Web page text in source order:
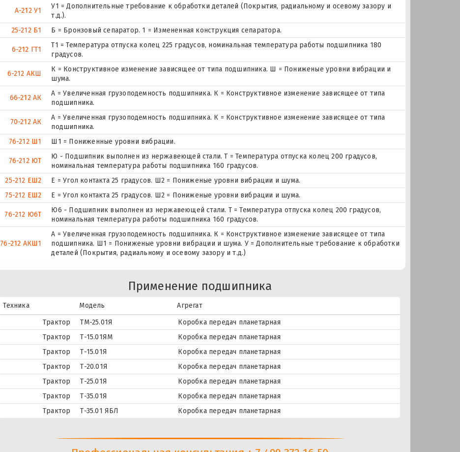
А-212 У1
У1 = Дополнительные требование к обработки деталей (Покрытия, радиальному и осевому зазору и
т.д.).
25-212 Б1
Б = Бронзовый сепаратор. 1 = Измененная конструкция сепаратора.
6-212 ГТ1
Т1 = Температура отпуска колец 225 градусов, номинальная температура работы подшипника 180
градусов.
6-212 АКШ
К = Конструктивное изменение зависящее от типа подшипника. Ш = Пониженые уровни вибрации и
шума.
66-212 АК
А = Увеличенная грузоподемность подшипника. К = Конструктивное изменение зависящее от типа
подшипника.
70-212 АК
А = Увеличенная грузоподемность подшипника. К = Конструктивное изменение зависящее от типа
подшипника.
76-212 Ш1
Ш1 = Пониженные уровни вибрации.
76-212 ЮТ
Ю - Подшипник выполнен из нержавеющей стали. Т = Температура отпуска колец 200 градусов,
номинальная температура работы подшипника 160 градусов.
25-212 ЕШ2
E = Угол контакта 25 градусов. Ш2 = Пониженые уровни вибрации и шума.
75-212 ЕШ2
E = Угол контакта 25 градусов. Ш2 = Пониженые уровни вибрации и шума.
76-212 Ю6Т
Ю6 - Подшипник выполнен из нержавеющей стали. Т = Температура отпуска колец 200 градусов,
номинальная температура работы подшипника 160 градусов.
76-212 АКШ1
А = Увеличенная грузоподемность подшипника. К = Конструктивное изменение зависящее от типа
подшипника. Ш1 = Пониженые уровни вибрации и шума. У = Дополнительные требование к обработки
деталей (Покрытия, радиальному и осевому зазору и т.д.)
Применение подшипника
Техника Модель
Агрегат
Трактор
ТМ-25.01Я
Коробка передач планетарная
Трактор
Т-15.01ЯМ
Коробка передач планетарная
Трактор
Т-15.01Я
Коробка передач планетарная
Трактор
Т-20.01Я
Коробка передач планетарная
Трактор
Т-25.01Я
Коробка передач планетарная
Трактор
Т-35.01Я
Коробка передач планетарная
Трактор
Т-35.01 ЯБЛ Коробка передач планетарная